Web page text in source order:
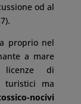
od al
proprio nel
a mare
di
turistici ma
nocivi